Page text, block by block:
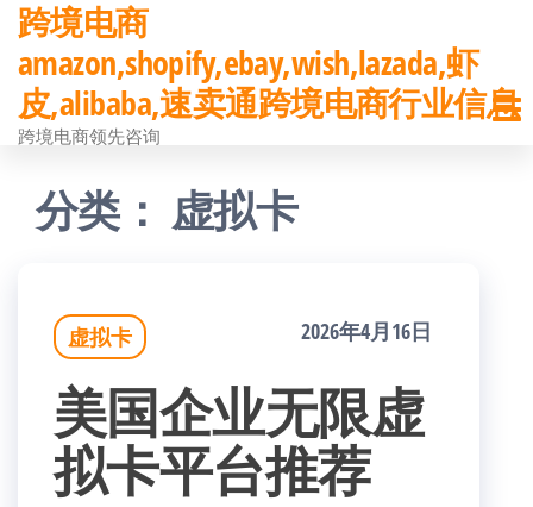
前
往
内
跨境电商
amazon,shopify,ebay,wish,lazada,虾
皮,alibaba,速卖通跨境电商行业信息
跨境电商领先咨询
分类： 虚拟卡
虚拟卡 2026年4月16日
美国企业无限虚
拟卡平台推荐